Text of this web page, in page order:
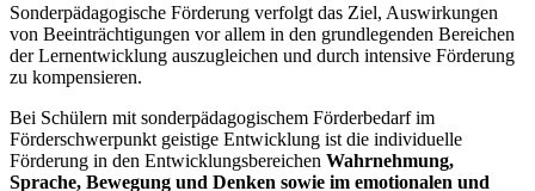
Sonderpädagogische Förderung verfolgt das Ziel, Auswirkungen
von Beeinträchtigungen vor allem in den grundlegenden Bereichen
der Lernentwicklung auszugleichen und durch intensive Förderung
zu kompensieren.
Bei Schülern mit sonderpädagogischem Förderbedarf im
Förderschwerpunkt geistige Entwicklung ist die individuelle
Förderung in den Entwicklungsbereichen Wahrnehmung,
Sprache, Bewegung und Denken sowie im emotionalen und